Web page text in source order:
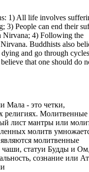
1) All life involves
3) People can end their
Nirvana; 4) Following the
Buddhists also
and go through
that one should do
Мала - это четки,
религиях. Молитвенные
лист мантры или
молитв
молитвенные
статуи Будды и
сознание или